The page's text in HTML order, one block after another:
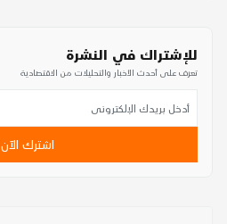
للإشتراك في النشرة
تعرف على أحدث الأخبار والتحليلات من الاقتصادية
اشترك الآن